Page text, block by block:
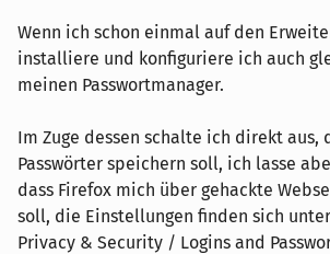
Wenn ich schon einmal auf den
installiere und konfiguriere ich auch
meinen Passwortmanager.
Im Zuge dessen schalte ich direkt aus,
Passwörter speichern soll, ich lasse
dass Firefox mich über gehackte
soll, die Einstellungen finden sich
Privacy & Security / Logins and